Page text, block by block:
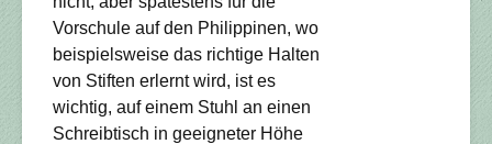
Vorschule auf den Philippinen, wo
beispielsweise das richtige Halten
von Stiften erlernt wird, ist es
wichtig, auf einem Stuhl an einen
Schreibtisch in geeigneter Höhe